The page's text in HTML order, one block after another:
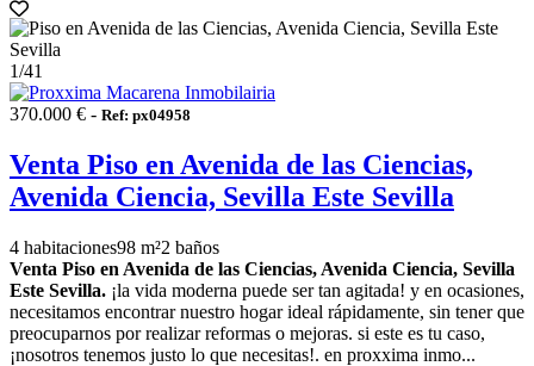
1/41
370.000 € - Ref: px04958
Venta Piso en Avenida de las Ciencias,
Avenida Ciencia, Sevilla Este Sevilla
4 habitaciones98 m²2 baños
Venta Piso en Avenida de las Ciencias, Avenida Ciencia, Sevilla
Este Sevilla. ¡la vida moderna puede ser tan agitada! y en ocasiones,
necesitamos encontrar nuestro hogar ideal rápidamente, sin tener que
preocuparnos por realizar reformas o mejoras. si este es tu caso,
¡nosotros tenemos justo lo que necesitas!. en proxxima inmo...